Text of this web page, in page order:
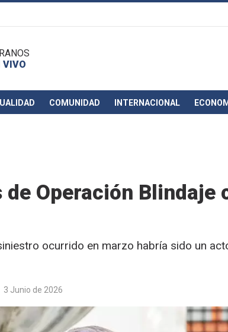
VIVO
COMUNIDAD INTERNACIONAL
Operación Blindaje
ocurrido en marzo habría sido un
3 Junio de 2026